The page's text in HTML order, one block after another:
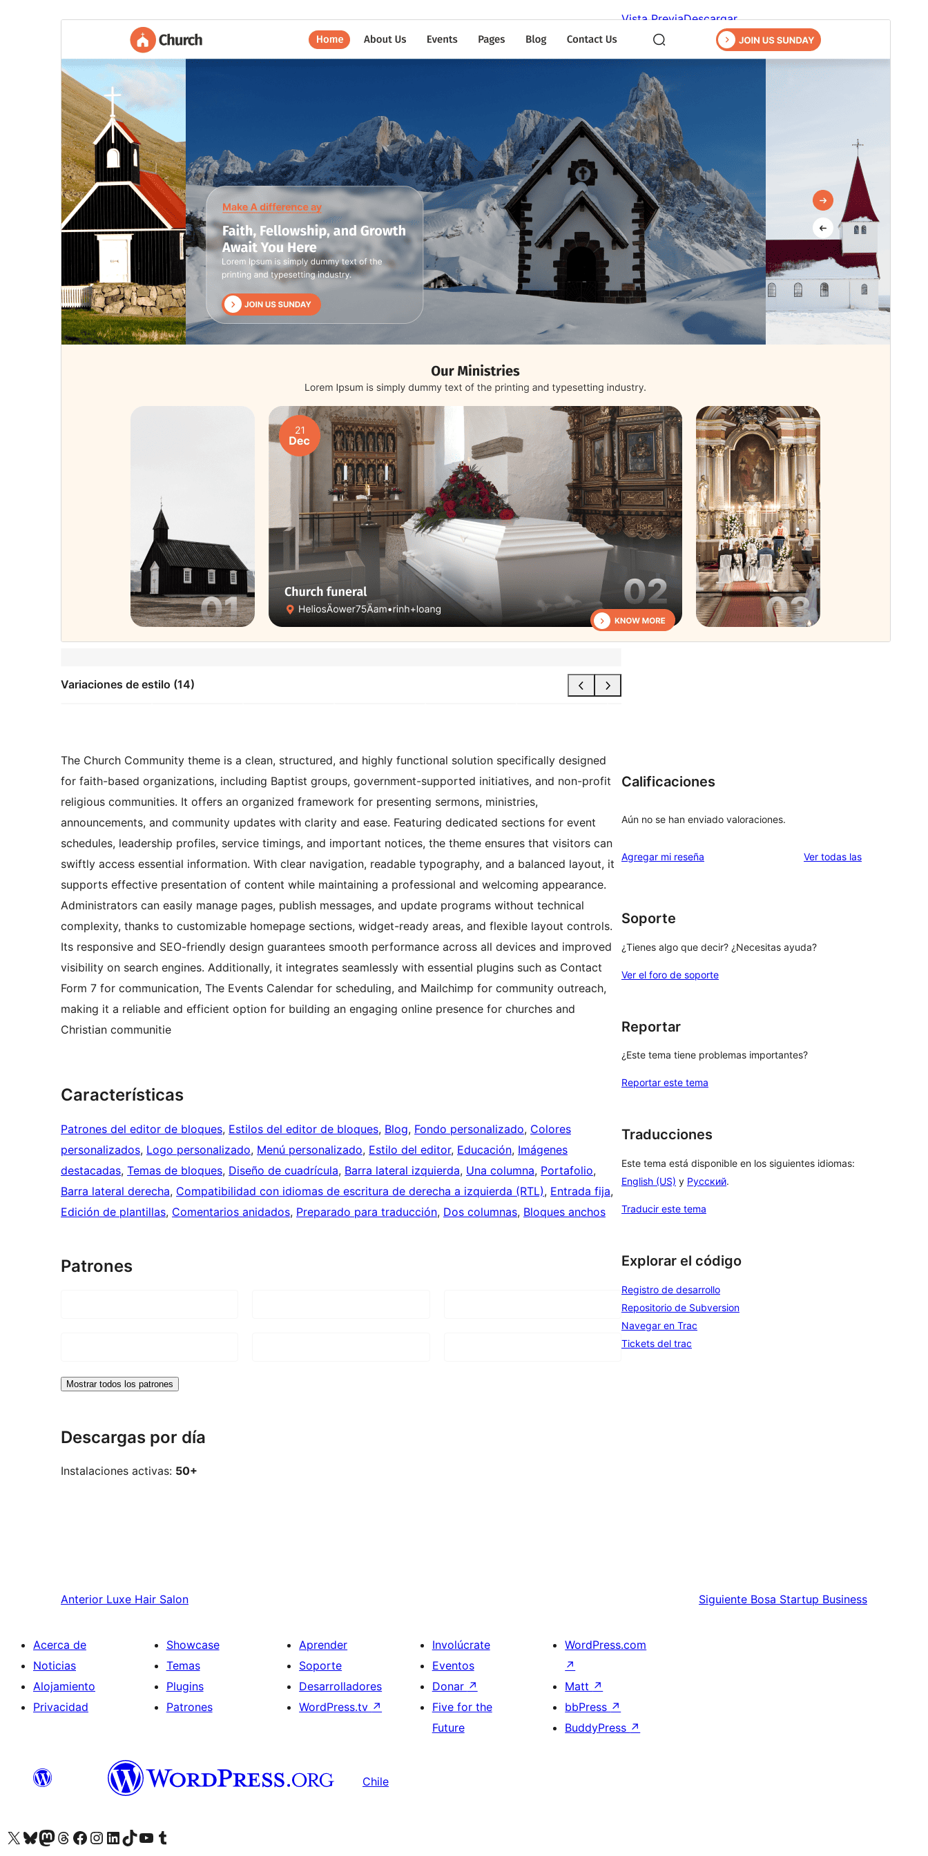
Variaciones de estilo (14)
Vista PreviaDescargar
Última actualización
4 de Agosto de 2026
Instalaciones activas
Versión de WordPress
Versión de PHP
Página de inicio del tema
The Church Community theme is a clean, structured, and highly functional solution specifically designed
for faith-based organizations, including Baptist groups, government-supported initiatives, and non-profit
religious communities. It offers an organized framework for presenting sermons, ministries,
announcements, and community updates with clarity and ease. Featuring dedicated sections for event
schedules, leadership profiles, service timings, and important notices, the theme ensures that visitors can
swiftly access essential information. With clear navigation, readable typography, and a balanced layout, it
supports effective presentation of content while maintaining a professional and welcoming appearance.
Administrators can easily manage pages, publish messages, and update programs without technical
complexity, thanks to customizable homepage sections, widget-ready areas, and flexible layout controls.
Its responsive and SEO-friendly design guarantees smooth performance across all devices and improved
visibility on search engines. Additionally, it integrates seamlessly with essential plugins such as Contact
Form 7 for communication, The Events Calendar for scheduling, and Mailchimp for community outreach,
making it a reliable and efficient option for building an engaging online presence for churches and
Christian communitie
Características
Patrones del editor de bloques, Estilos del editor de bloques, Blog, Fondo personalizado, Colores
personalizados, Logo personalizado, Menú personalizado, Estilo del editor, Educación, Imágenes
destacadas, Temas de bloques, Diseño de cuadrícula, Barra lateral izquierda, Una columna, Portafolio
Barra lateral derecha, Compatibilidad con idiomas de escritura de derecha a izquierda (RTL), Entrada fija
Edición de plantillas, Comentarios anidados, Preparado para traducción, Dos columnas, Bloques anchos
Patrones
Mostrar todos los patrones
Descargas por día
Instalaciones activas: 50+
Calificaciones
Aún no se han enviado valoraciones.
Agregar mi reseña Ver todas lasreseñas
Soporte
¿Tienes algo que decir? ¿Necesitas ayuda?
Ver el foro de soporte
Reportar
¿Este tema tiene problemas importantes?
Reportar este tema
Traducciones
Este tema está disponible en los siguientes idiomas:
English (US) y Русский.
Traducir este tema
Explorar el código
Registro de desarrollo
Repositorio de Subversion
Navegar en Trac
Tickets del trac
Anterior Luxe Hair Salon Siguiente Bosa Startup Business
Acerca de
Noticias
Alojamiento
Privacidad
Showcase
Temas
Plugins
Patrones
Aprender
Soporte
Desarrolladores
WordPress.tv ↗
Involúcrate
Eventos
Donar ↗
Five for the
Future
WordPress.com
↗
Matt ↗
bbPress ↗
BuddyPress ↗
Chile
Visita nuestra cuenta de X (anteriormente Twitter)
Visita nuestra cuenta de Bluesky
Visita nuestra cuenta de Mastodon
Visita nuestra cuenta de Threads
Visita nuestra página de Facebook
Visita nuestra cuenta de Instagram
Visita nuestra cuenta de LinkedIn
Visita nuestra cuenta de TikTok
Visita nuestro canal de YouTube
Visita nuestra cuenta de Tumblr